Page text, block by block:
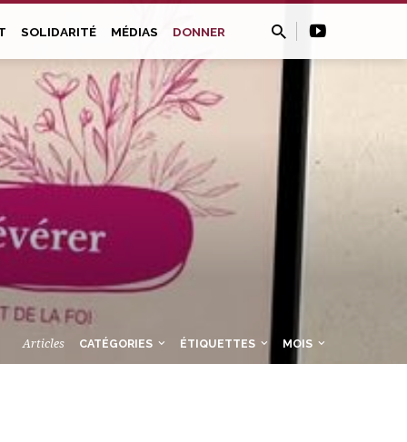
SOLIDARITÉ MÉDIAS DONNER
Articles CATÉGORIES ÉTIQUETTES MOIS